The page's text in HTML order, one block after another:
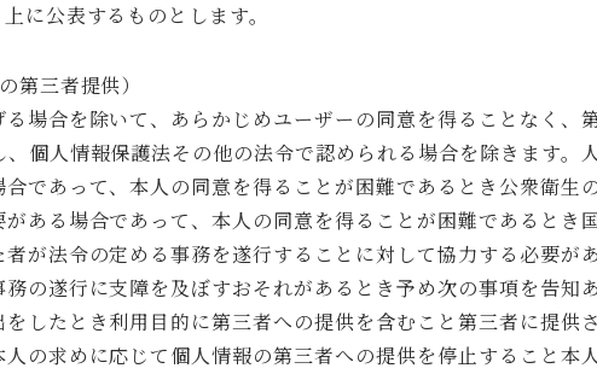
に公表するものとします。
第三者提供）
場合を除いて、あらかじめユーザーの同意を得ることなく、
、個人情報保護法その他の法令で認められる場合を除きます。
合であって、本人の同意を得ることが困難であるとき公衆衛生
がある場合であって、本人の同意を得ることが困難であるとき
が法令の定める事務を遂行することに対して協力する必要が
務の遂行に支障を及ぼすおそれがあるとき予め次の事項を告知
したとき利用目的に第三者への提供を含むこと第三者に提供
の求めに応じて個人情報の第三者への提供を停止すること本